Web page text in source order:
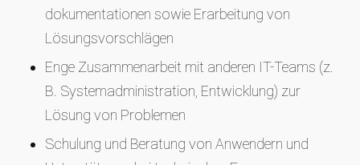
dokumentationen sowie Erarbeitung von
Lösungsvorschlägen
Enge Zusammenarbeit mit anderen IT-Teams (z.
B. Systemadministration, Entwicklung) zur
Lösung von Problemen
Schulung und Beratung von Anwendern und